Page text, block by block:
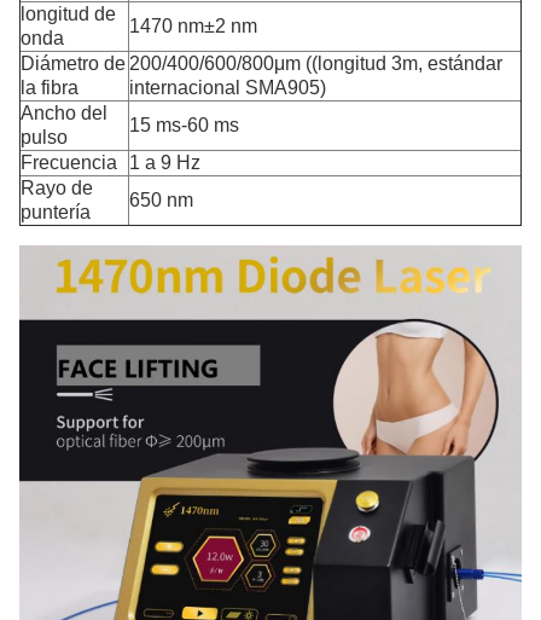
longitud de
onda
1470 nm±2 nm
Diámetro de
la fibra
200/400/600/800μm ((longitud 3m, estándar
internacional SMA905)
Ancho del
pulso
15 ms-60 ms
Frecuencia
1 a 9 Hz
Rayo de
puntería
650 nm